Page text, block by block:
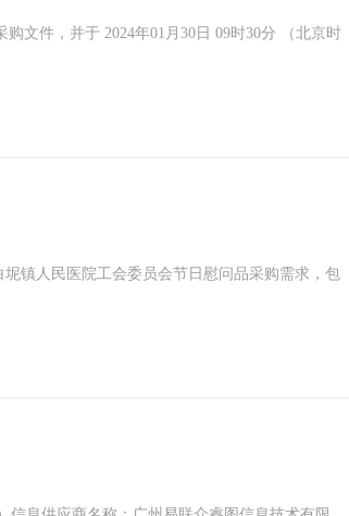
文件，并于 2024年01月30日 09时30分 （北京时
镇人民医院工会委员会节日慰问品采购需求，包